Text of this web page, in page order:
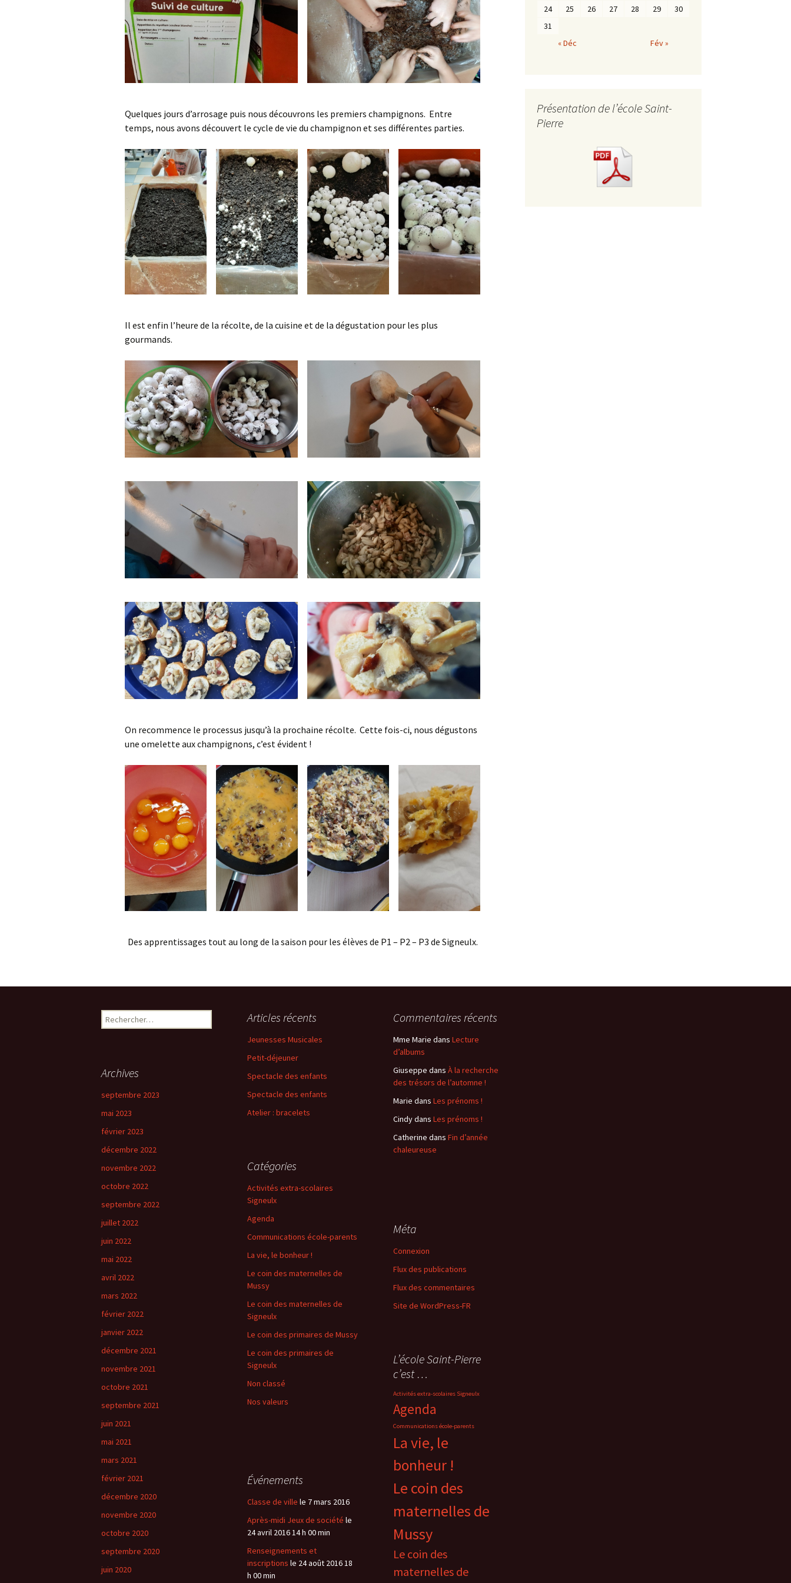
Quelques jours d’arrosage puis nous découvrons les premiers champignons. Entre
temps, nous avons découvert le cycle de vie du champignon et ses différentes parties.
Il est enfin l’heure de la récolte, de la cuisine et de la dégustation pour les plus
gourmands.
On recommence le processus jusqu’à la prochaine récolte. Cette fois-ci, nous dégustons
une omelette aux champignons, c’est évident !
Des apprentissages tout au long de la saison pour les élèves de P1 – P2 – P3 de Signeulx.
24
25 26 27 28 29
30
31
« Déc
Fév »
Présentation de l’école Saint-
Pierre
R
e
r
e
r
:
Articles récents
Jeunesses Musicales
Petit-déjeuner
Spectacle des enfants
Spectacle des enfants
Atelier : bracelets
Commentaires récents
Mme Marie dans Lecture
d’albums
Giuseppe dans À la recherche
des trésors de l’automne !
Marie dans Les prénoms !
Cindydans Les prénoms !
Catherine dans Fin d’année
chaleureuse
Archives
septembre 2023
mai 2023
février 2023
décembre 2022
novembre 2022
octobre 2022
septembre 2022
juillet 2022
juin 2022
mai 2022
avril 2022
mars 2022
février 2022
janvier 2022
décembre 2021
novembre 2021
octobre 2021
septembre 2021
juin 2021
mai 2021
mars 2021
février 2021
décembre 2020
novembre 2020
octobre 2020
septembre 2020
juin 2020
Catégories
Activités extra-scolaires
Signeulx
Agenda
Communications école-parents
La vie, le bonheur !
Le coin des maternelles de
Mussy
Le coin des maternelles de
Signeulx
Le coin des primaires de Mussy
Le coin des primaires de
Signeulx
Non classé
Nos valeurs
Méta
Connexion
Flux des publications
Flux des commentaires
Site de WordPress-FR
L’école Saint-Pierre
c’est …
Activités extra-scolaires Signeulx
Agenda
Communications école-parents
La vie, le
bonheur !
Le coin des
maternelles de
Mussy
Le coin des
maternelles de
Événements
Classe de ville le 7 mars 2016
Après-midi Jeux de société le
24 avril 2016 14 h 00 min
Renseignements et
inscriptions le 24 août 2016 18
h 00 min